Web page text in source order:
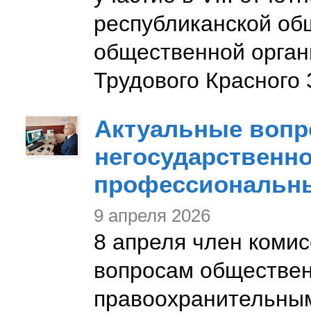
республиканской
общественной
Трудового
Актуальные
9 апреля 2026
8 апреля член
вопросам